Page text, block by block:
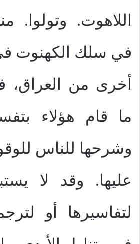
اللاهوت. وتولوا.
في سلك الكهنوت
أخرى من العراق،
ما قام هؤلاء
وشرحها للناس
عليها. وقد لا
لتفاسيرها أو